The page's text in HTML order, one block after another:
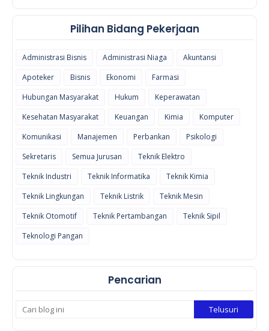
Pilihan Bidang Pekerjaan
Administrasi Bisnis Administrasi Niaga
Akuntansi
Apoteker
Bisnis Ekonomi
Farmasi
Hubungan Masyarakat
Hukum
Keperawatan
Kesehatan Masyarakat
Keuangan Kimia
Komputer
Komunikasi
Manajemen Perbankan
Psikologi
Sekretaris
Semua Jurusan
Teknik Elektro
Teknik Industri
Teknik Informatika
Teknik Kimia
Teknik Lingkungan
Teknik Listrik
Teknik Mesin
Teknik Otomotif
Teknik Pertambangan
Teknik Sipil
Teknologi Pangan
Pencarian